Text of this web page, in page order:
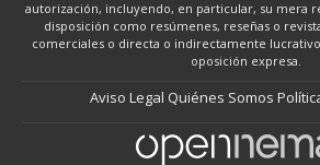
autorización, incluyendo, en particular, su mera
disposición como resúmenes, reseñas o
comerciales o directa o indirectamente
oposición expresa.
Aviso Legal Quiénes Somos